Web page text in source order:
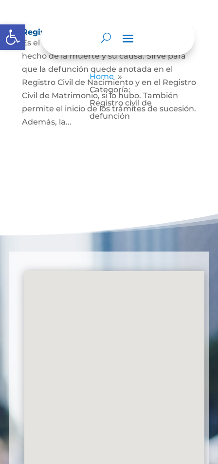
Abrir barra de herramientas
Home 9
Categoría:
Registro civil de
defunción
Registro Civil de Defunción
Es el documento público que prueba el
hecho de la muerte y su causa. Sirve para
que la defunción quede anotada en el
Registro Civil de Nacimiento y en el Registro
Civil de Matrimonio, si lo hubo. También
permite el inicio de los trámites de sucesión.
Además, la...